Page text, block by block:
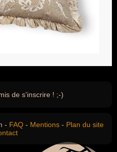
de s'inscrire ! ;-)
- FAQ - Mentions - Plan du site